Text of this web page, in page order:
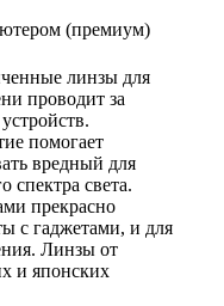
(премиум)
линзы для
проводит за
помогает
вредный для
спектра света.
прекрасно
с гаджетами, и для
Линзы от
и японских